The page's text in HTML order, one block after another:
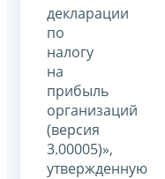
декларации
по
налогу
на
прибыль
организаций
(версия
3.00005)»,
утвержденную